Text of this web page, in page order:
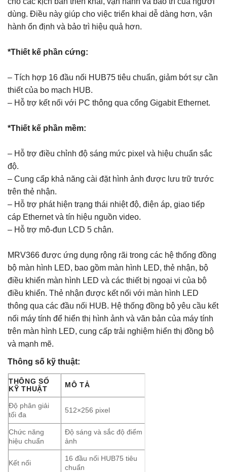
dùng. Điều này giúp cho việc triển khai dễ dàng hơn, vận
hành ổn định và bảo trì hiệu quả hơn.
*Thiết kế phần cứng:
– Tích hợp 16 đầu nối HUB75 tiêu chuẩn, giảm bớt sự cần
thiết của bo mạch HUB.
– Hỗ trợ kết nối với PC thông qua cổng Gigabit Ethernet.
*Thiết kế phần mềm:
– Hỗ trợ điều chỉnh độ sáng mức pixel và hiệu chuẩn sắc
độ.
– Cung cấp khả năng cài đặt hình ảnh được lưu trữ trước
trên thẻ nhận.
– Hỗ trợ phát hiện trạng thái nhiệt độ, điện áp, giao tiếp
cáp Ethernet và tín hiệu nguồn video.
– Hỗ trợ mô-đun LCD 5 chân.
MRV366 được ứng dụng rộng rãi trong các hệ thống đồng
bộ màn hình LED, bao gồm màn hình LED, thẻ nhận, bộ
điều khiển màn hình LED và các thiết bị ngoại vi của bộ
điều khiển. Thẻ nhận được kết nối với màn hình LED
thông qua các đầu nối HUB. Hệ thống đồng bộ yêu cầu kết
nối máy tính để hiển thị hình ảnh và văn bản của máy tính
trên màn hình LED, cung cấp trải nghiệm hiển thị đồng bộ
và mạnh mẽ.
Thông số kỹ thuật:
THÔNG SỐ
KỸ THUẬT
MÔ TẢ
Độ phân giải
tối đa
512×256 pixel
Chức năng
hiệu chuẩn
Độ sáng và sắc độ điểm
ảnh
Kết nối
16 đầu nối HUB75 tiêu
chuẩn